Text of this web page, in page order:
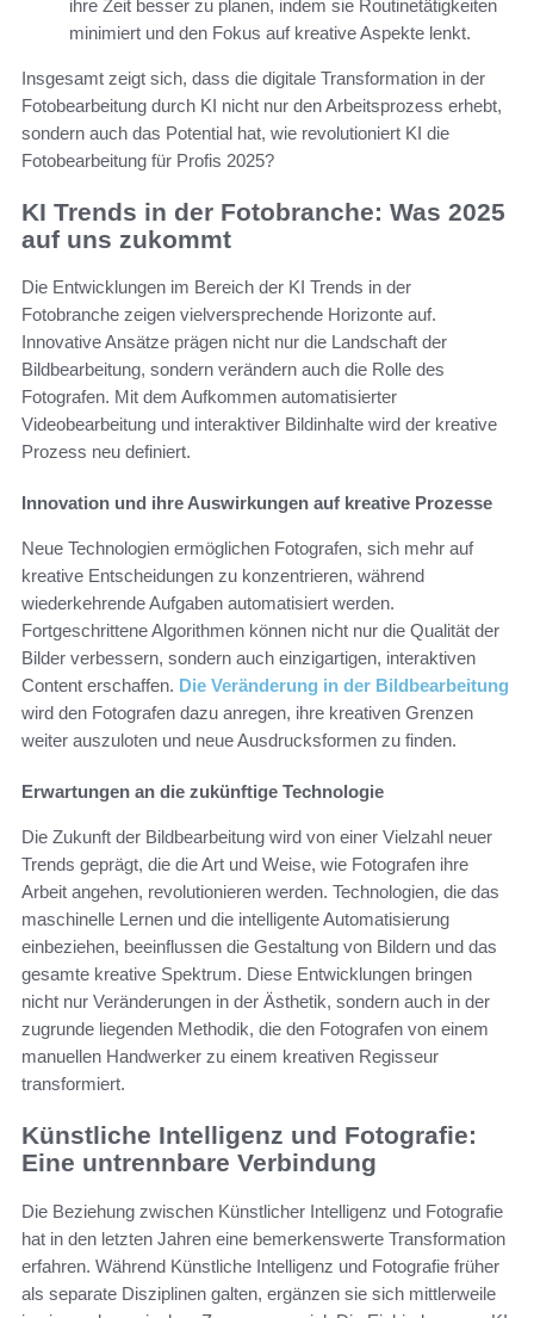
ihre Zeit besser zu planen, indem sie Routinetätigkeiten
minimiert und den Fokus auf kreative Aspekte lenkt.
Insgesamt zeigt sich, dass die digitale Transformation in der
Fotobearbeitung durch KI nicht nur den Arbeitsprozess erhebt,
sondern auch das Potential hat, wie revolutioniert KI die
Fotobearbeitung für Profis 2025?
KI Trends in der Fotobranche: Was 2025
auf uns zukommt
Die Entwicklungen im Bereich der KI Trends in der
Fotobranche zeigen vielversprechende Horizonte auf.
Innovative Ansätze prägen nicht nur die Landschaft der
Bildbearbeitung, sondern verändern auch die Rolle des
Fotografen. Mit dem Aufkommen automatisierter
Videobearbeitung und interaktiver Bildinhalte wird der kreative
Prozess neu definiert.
Innovation und ihre Auswirkungen auf kreative Prozesse
Neue Technologien ermöglichen Fotografen, sich mehr auf
kreative Entscheidungen zu konzentrieren, während
wiederkehrende Aufgaben automatisiert werden.
Fortgeschrittene Algorithmen können nicht nur die Qualität der
Bilder verbessern, sondern auch einzigartigen, interaktiven
Content erschaffen. Die Veränderung in der Bildbearbeitung
wird den Fotografen dazu anregen, ihre kreativen Grenzen
weiter auszuloten und neue Ausdrucksformen zu finden.
Erwartungen an die zukünftige Technologie
Die Zukunft der Bildbearbeitung wird von einer Vielzahl neuer
Trends geprägt, die die Art und Weise, wie Fotografen ihre
Arbeit angehen, revolutionieren werden. Technologien, die das
maschinelle Lernen und die intelligente Automatisierung
einbeziehen, beeinflussen die Gestaltung von Bildern und das
gesamte kreative Spektrum. Diese Entwicklungen bringen
nicht nur Veränderungen in der Ästhetik, sondern auch in der
zugrunde liegenden Methodik, die den Fotografen von einem
manuellen Handwerker zu einem kreativen Regisseur
transformiert.
Künstliche Intelligenz und Fotografie:
Eine untrennbare Verbindung
Die Beziehung zwischen Künstlicher Intelligenz und Fotografie
hat in den letzten Jahren eine bemerkenswerte Transformation
erfahren. Während Künstliche Intelligenz und Fotografie früher
als separate Disziplinen galten, ergänzen sie sich mittlerweile